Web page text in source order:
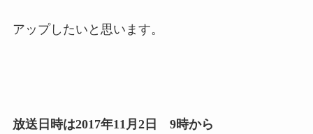
アップしたいと思います。
放送日時は2017年11月2日 9時から